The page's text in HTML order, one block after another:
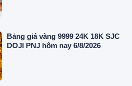
Bảng giá vàng 9999 24K 18K SJC
DOJI PNJ hôm nay 6/8/2026